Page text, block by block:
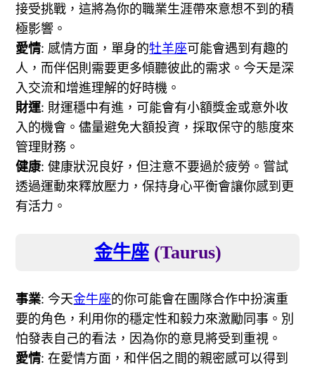
接受挑戰，這將為你的職業生涯帶來意想不到的積
極影響。
愛情: 感情方面，單身的牡羊座可能會遇到有趣的
人，而伴侶則需要更多傾聽彼此的需求。今天是深
入交流和增進理解的好時機。
財運: 財運穩中有進，可能會有小額獎金或意外收
入的機會。儘量避免大額投資，採取保守的態度來
管理財務。
健康: 健康狀況良好，但注意不要過於疲勞。嘗試
透過運動來釋放壓力，保持身心平衡會讓你感到更
有活力。
金牛座(Taurus)
事業: 今天金牛座的你可能會在團隊合作中扮演重
要的角色，利用你的穩定性和毅力來激勵同事。別
怕發表自己的看法，因為你的意見將受到重視。
愛情: 在愛情方面，和伴侶之間的親密感可以得到